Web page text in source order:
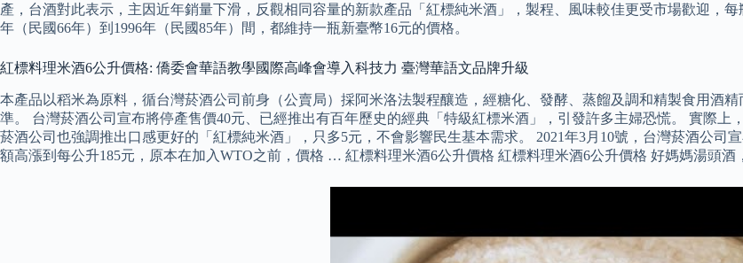
產，台酒對此表示，主因近年銷量下滑，反觀相同容量的新款產品「紅標純米酒」，製程、風味較佳更受市場歡迎，
年（民國66年）到1996年（民國85年）間，都維持一瓶新臺幣16元的價格。
紅標料理米酒6公升價格: 僑委會華語教學國際高峰會導入科技力 臺灣華語文品牌升級
本產品以稻米為原料，循台灣菸酒公司前身（公賣局）採阿米洛法製程釀造，經糖化、發酵、蒸餾及調和精製食用酒
準。 台灣菸酒公司宣布將停產售價40元、已經推出有百年歷史的經典「特級紅標米酒」，引發許多主婦恐慌。 實際
菸酒公司也強調推出口感更好的「紅標純米酒」，只多5元，不會影響民生基本需求。 2021年3月10號，台灣菸酒公
額高漲到每公升185元，原本在加入WTO之前，價格 … 紅標料理米酒6公升價格 紅標料理米酒6公升價格 好媽媽湯頭酒